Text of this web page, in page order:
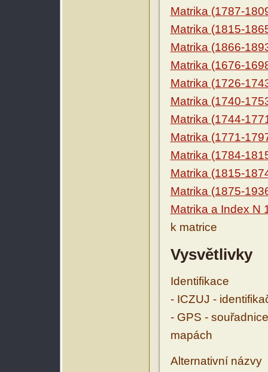
Matrika (1787-
Matrika (1815-
Matrika (1866-
Matrika (1676-
Matrika (1726-
Matrika (1740-
Matrika (1744-
Matrika (1771-
Matrika (1784-
Matrika (1815-
Matrika (1875-
Matrika a Index N
k matrice
Vysvětlivky
Identifikace
- ICZUJ -
- GPS -
mapách
Alternativní názvy